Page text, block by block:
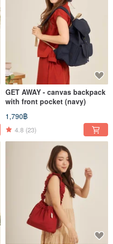
GET AWAY - canvas backpack
with front pocket (navy)
1,790฿
4.8 (23)